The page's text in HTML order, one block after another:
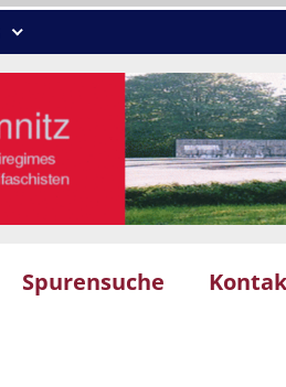
Spurensuche